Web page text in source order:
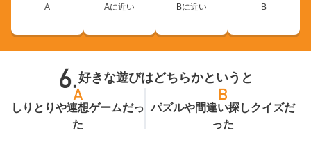
A Aに近い Bに近い B
好きな遊びはどちらかというと
しりとりや連想ゲームだっ
た
パズルや間違い探しクイズだ
った